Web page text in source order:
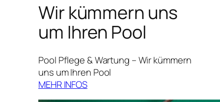
Wir kümmern uns
um Ihren Pool
Pool Pflege & Wartung – Wir kümmern
uns um Ihren Pool
MEHR INFOS